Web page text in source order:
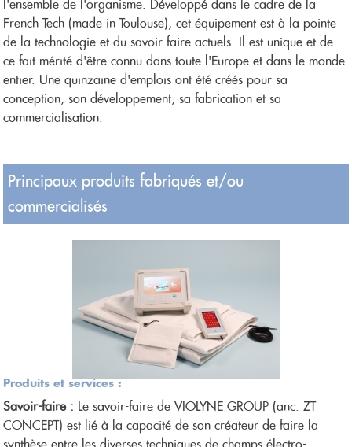
l'ensemble de l'organisme. Développé dans le cadre de la
French Tech (made in Toulouse), cet équipement est à la pointe
de la technologie et du savoir-faire actuels. Il est unique et de
ce fait mérité d'être connu dans toute l'Europe et dans le monde
entier. Une quinzaine d'emplois ont été créés pour sa
conception, son développement, sa fabrication et sa
commercialisation.
Principaux produits fabriqués et/ou
commercialisés
Produits et services :
Savoir-faire : Le savoir-faire de VIOLYNE GROUP (anc. ZT
CONCEPT) est lié à la capacité de son créateur de faire la